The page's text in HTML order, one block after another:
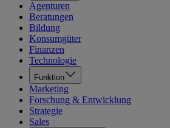
Agenturen
Beratungen
Bildung
Konsumgüter
Finanzen
Technologie
Funktion
Marketing
Forschung & Entwicklung
Strategie
Sales